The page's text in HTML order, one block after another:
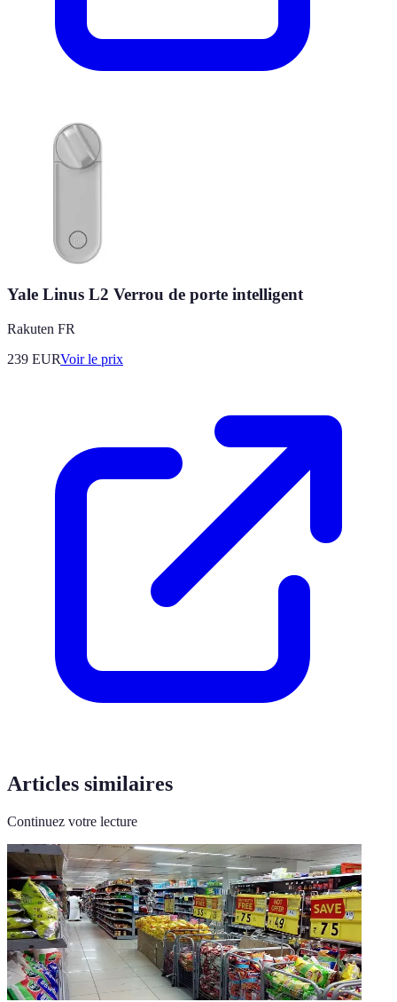
Yale Linus L2 Verrou de porte intelligent
Rakuten FR
239 EURVoir le prix
Articles similaires
Continuez votre lecture